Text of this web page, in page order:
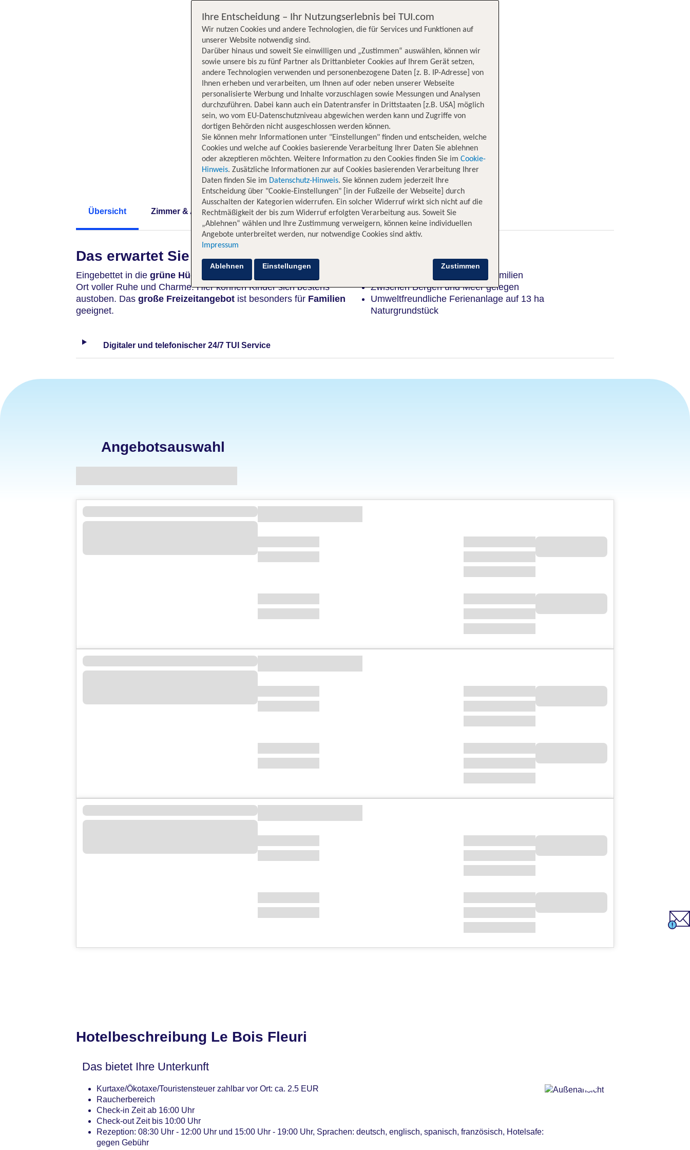
Übersicht Zimmer & Angebote Hotelinformationen Lage Bewertungen
Das erwartet Sie
Eingebettet in die grüne Hügellandschaft
Ort voller Ruhe und Charme. Hier können Kinder sich bestens
austoben. Das große Freizeitangebot ist besonders für Familien
geeignet.
Highlights
Riesiges Freizeitangebot für Familien
Zwischen Bergen und Meer gelegen
Umweltfreundliche Ferienanlage auf 13 ha
Naturgrundstück
Digitaler und telefonischer 24/7 TUI Service
Angebotsauswahl
Hotelbeschreibung Le Bois Fleuri
Das bietet Ihre Unterkunft
Kurtaxe/Ökotaxe/Touristensteuer zahlbar vor Ort: ca. 2.5 EUR
Raucherbereich
Check-in Zeit ab 16:00 Uhr
Check-out Zeit bis 10:00 Uhr
Rezeption: 08:30 Uhr - 12:00 Uhr und 15:00 Uhr - 19:00 Uhr, Sprachen: deutsch, englisch, spanisch, französisch, Hotelsafe:
gegen Gebühr
Ihre Entscheidung – Ihr Nutzungserlebnis bei TUI.com
Wir nutzen Cookies und andere Technologien, die für Services und Funktionen auf
unserer Website notwendig sind.
Darüber hinaus und soweit Sie einwilligen und „Zustimmen“ auswählen, können wir
sowie unsere bis zu fünf Partner als Drittanbieter Cookies auf Ihrem Gerät setzen,
andere Technologien verwenden und personenbezogene Daten [z. B. IP-Adresse] von
Ihnen erheben und verarbeiten, um Ihnen auf oder neben unserer Webseite
personalisierte Werbung und Inhalte vorzuschlagen sowie Messungen und Analysen
durchzuführen. Dabei kann auch ein Datentransfer in Drittstaaten [z.B. USA] möglich
sein, wo vom EU-Datenschutzniveau abgewichen werden kann und Zugriffe von
dortigen Behörden nicht ausgeschlossen werden können.
Sie können mehr Informationen unter "Einstellungen" finden und entscheiden, welche
Cookies und welche auf Cookies basierende Verarbeitung Ihrer Daten Sie ablehnen
oder akzeptieren möchten. Weitere Information zu den Cookies finden Sie im Cookie-
Hinweis. Zusätzliche Informationen zur auf Cookies basierenden Verarbeitung Ihrer
Daten finden Sie im Datenschutz-Hinweis. Sie können zudem jederzeit Ihre
Entscheidung über "Cookie-Einstellungen" [in der Fußzeile der Webseite] durch
Ausschalten der Kategorien widerrufen. Ein solcher Widerruf wirkt sich nicht auf die
Rechtmäßigkeit der bis zum Widerruf erfolgten Verarbeitung aus. Soweit Sie
„Ablehnen“ wählen und Ihre Zustimmung verweigern, können keine individuellen
Angebote unterbreitet werden, nur notwendige Cookies sind aktiv.
Impressum
Zustimmen
Ablehnen Einstellungen